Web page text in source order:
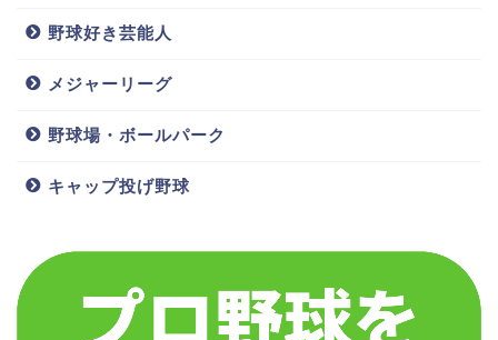
野球好き芸能人
メジャーリーグ
野球場・ボールパーク
キャップ投げ野球